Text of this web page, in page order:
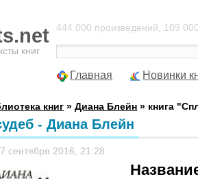
книг
444 000 произведений, 109
Главная Новинки
книг »Диана Блейн » книга
- Диана Блейн
сентября 2016, 21:28